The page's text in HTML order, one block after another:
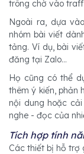
trông chờ vào
Ngoài ra, dựa
nhóm bài viết
tảng. Ví dụ, bài
đăng tại Zalo…
Họ cũng có thể
thêm ý kiến, phản
nội dung hoặc
nghe - đọc của
Tích hợp tính
Các thiết bị hỗ trợ